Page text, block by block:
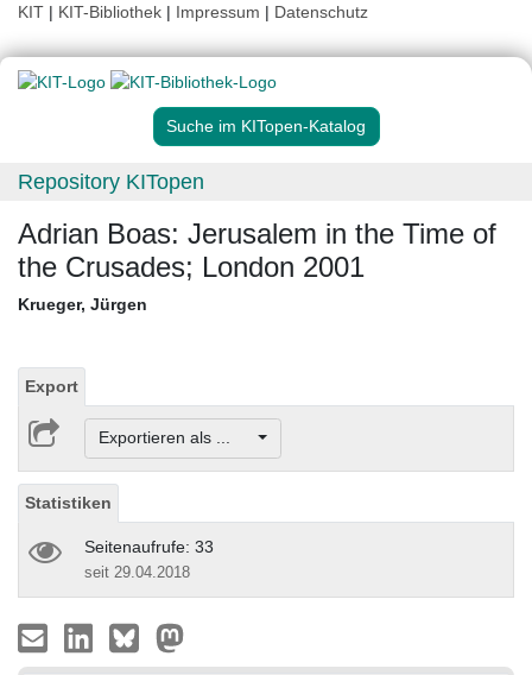
KIT | KIT-Bibliothek | Impressum | Datenschutz
Suche im KITopen-Katalog
Repository KITopen
Adrian Boas: Jerusalem in the Time of
the Crusades; London 2001
Krueger, Jürgen
Export
Exportieren als ...
Statistiken
Seitenaufrufe: 33
seit 29.04.2018